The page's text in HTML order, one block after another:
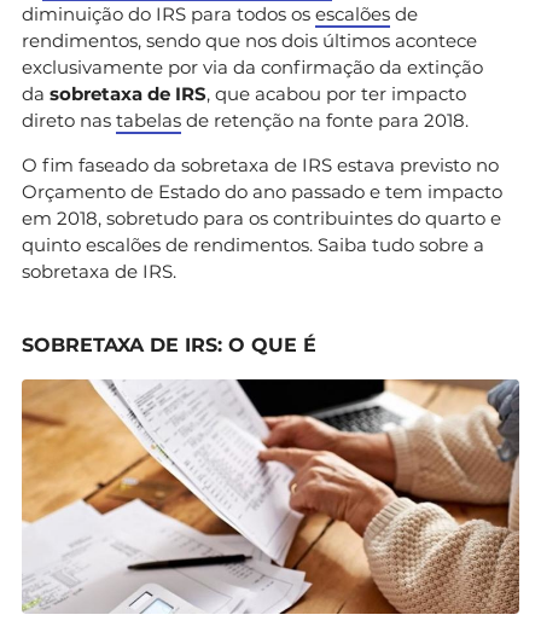
diminuição do IRS para todos os escalões de
rendimentos, sendo que nos dois últimos acontece
exclusivamente por via da confirmação da extinção
da sobretaxa de IRS, que acabou por ter impacto
direto nas tabelas de retenção na fonte para 2018.
O fim faseado da sobretaxa de IRS estava previsto no
Orçamento de Estado do ano passado e tem impacto
em 2018, sobretudo para os contribuintes do quarto e
quinto escalões de rendimentos. Saiba tudo sobre a
sobretaxa de IRS.
SOBRETAXA DE IRS: O QUE É